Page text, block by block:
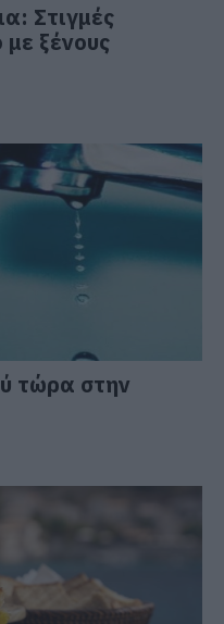
Στιγμές
ξένους
τώρα στην